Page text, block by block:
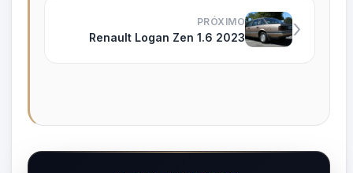
PRÓXIMO
Renault Logan Zen 1.6 2023 ›